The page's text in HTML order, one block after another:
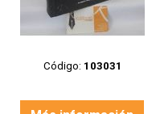
Código: 103031